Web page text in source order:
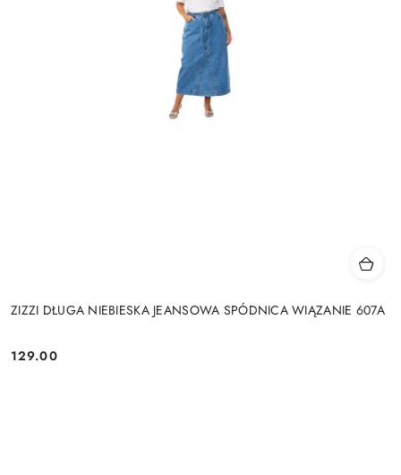
ZIZZI DŁUGA NIEBIESKA JEANSOWA SPÓDNICA WIĄZANIE 607A
Cena:
129.00